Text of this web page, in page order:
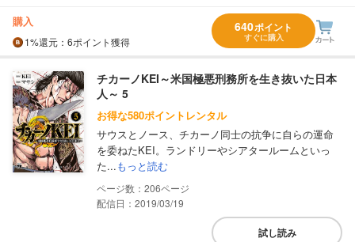
購入
1%還元 ：6ポイント獲得
640ポイント
すぐに購入
チカーノKEI～米国極悪刑務所を生き抜いた日本
人～ 5
お得な580ポイントレンタル
サウスとノース、チカーノ同士の抗争に自らの運命
を委ねたKEI。ランドリーやシアタールームといっ
た...もっと読む
206
配信日：2019/03/19
試し読み